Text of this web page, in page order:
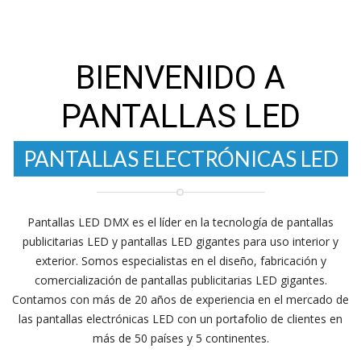
BIENVENIDO A
PANTALLAS LED
Pantallas LED DMX es el líder en la tecnología de pantallas
publicitarias LED y pantallas LED gigantes para uso interior y
exterior. Somos especialistas en el diseño, fabricación y
comercialización de pantallas publicitarias LED gigantes.
Contamos con más de 20 años de experiencia en el mercado de
las pantallas electrónicas LED con un portafolio de clientes en
más de 50 países y 5 continentes.